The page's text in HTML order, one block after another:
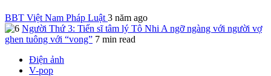
BBT Việt Nam Pháp Luật 3 năm ago
Người Thứ 3: Tiến sĩ tâm lý Tô Nhi A ngỡ ngàng với người vợ
ghen tuông với “vong” 7 min read
Điện ảnh
V-pop